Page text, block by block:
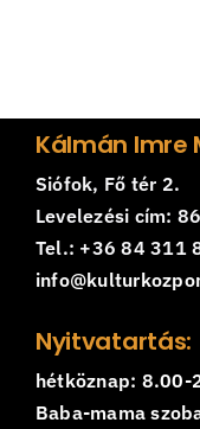
Kálmán Imre
Siófok, Fő tér 2.
Levelezési cím:
Tel.: +36 84 311
Nyitvatartás:
hétköznap: 8.00-
Baba-mama